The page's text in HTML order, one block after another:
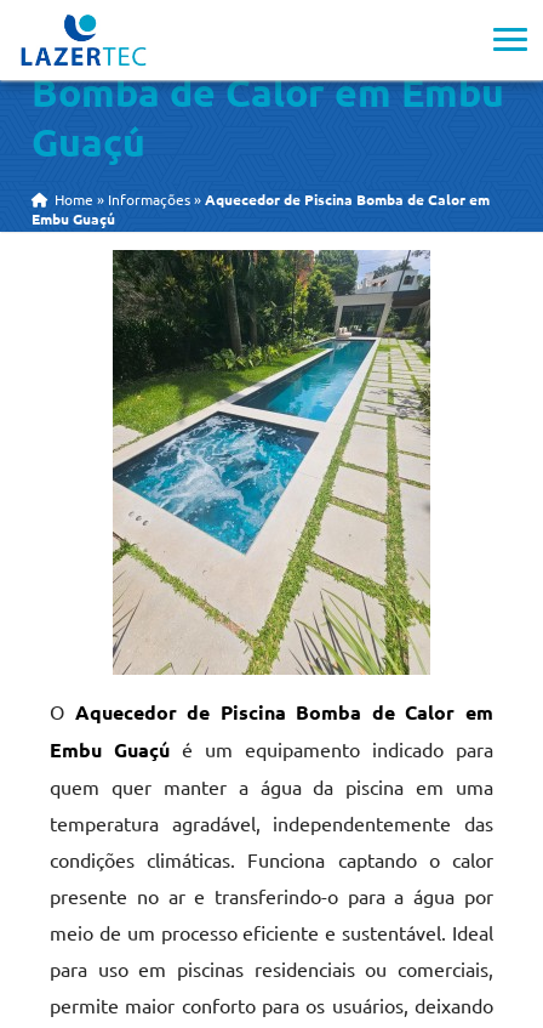
Aquecedor de Piscina
Bomba de Calor em Embu
Guaçú
Home » Informações »Aquecedor de Piscina Bomba de Calor em
Embu Guaçú
O Aquecedor de Piscina Bomba de Calor em
Embu Guaçú é um equipamento indicado para
quem quer manter a água da piscina em uma
temperatura agradável, independentemente das
condições climáticas. Funciona captando o calor
presente no ar e transferindo-o para a água por
meio de um processo eficiente e sustentável. Ideal
para uso em piscinas residenciais ou comerciais,
permite maior conforto para os usuários, deixando